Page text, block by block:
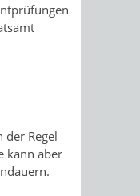
der Regel
kann aber